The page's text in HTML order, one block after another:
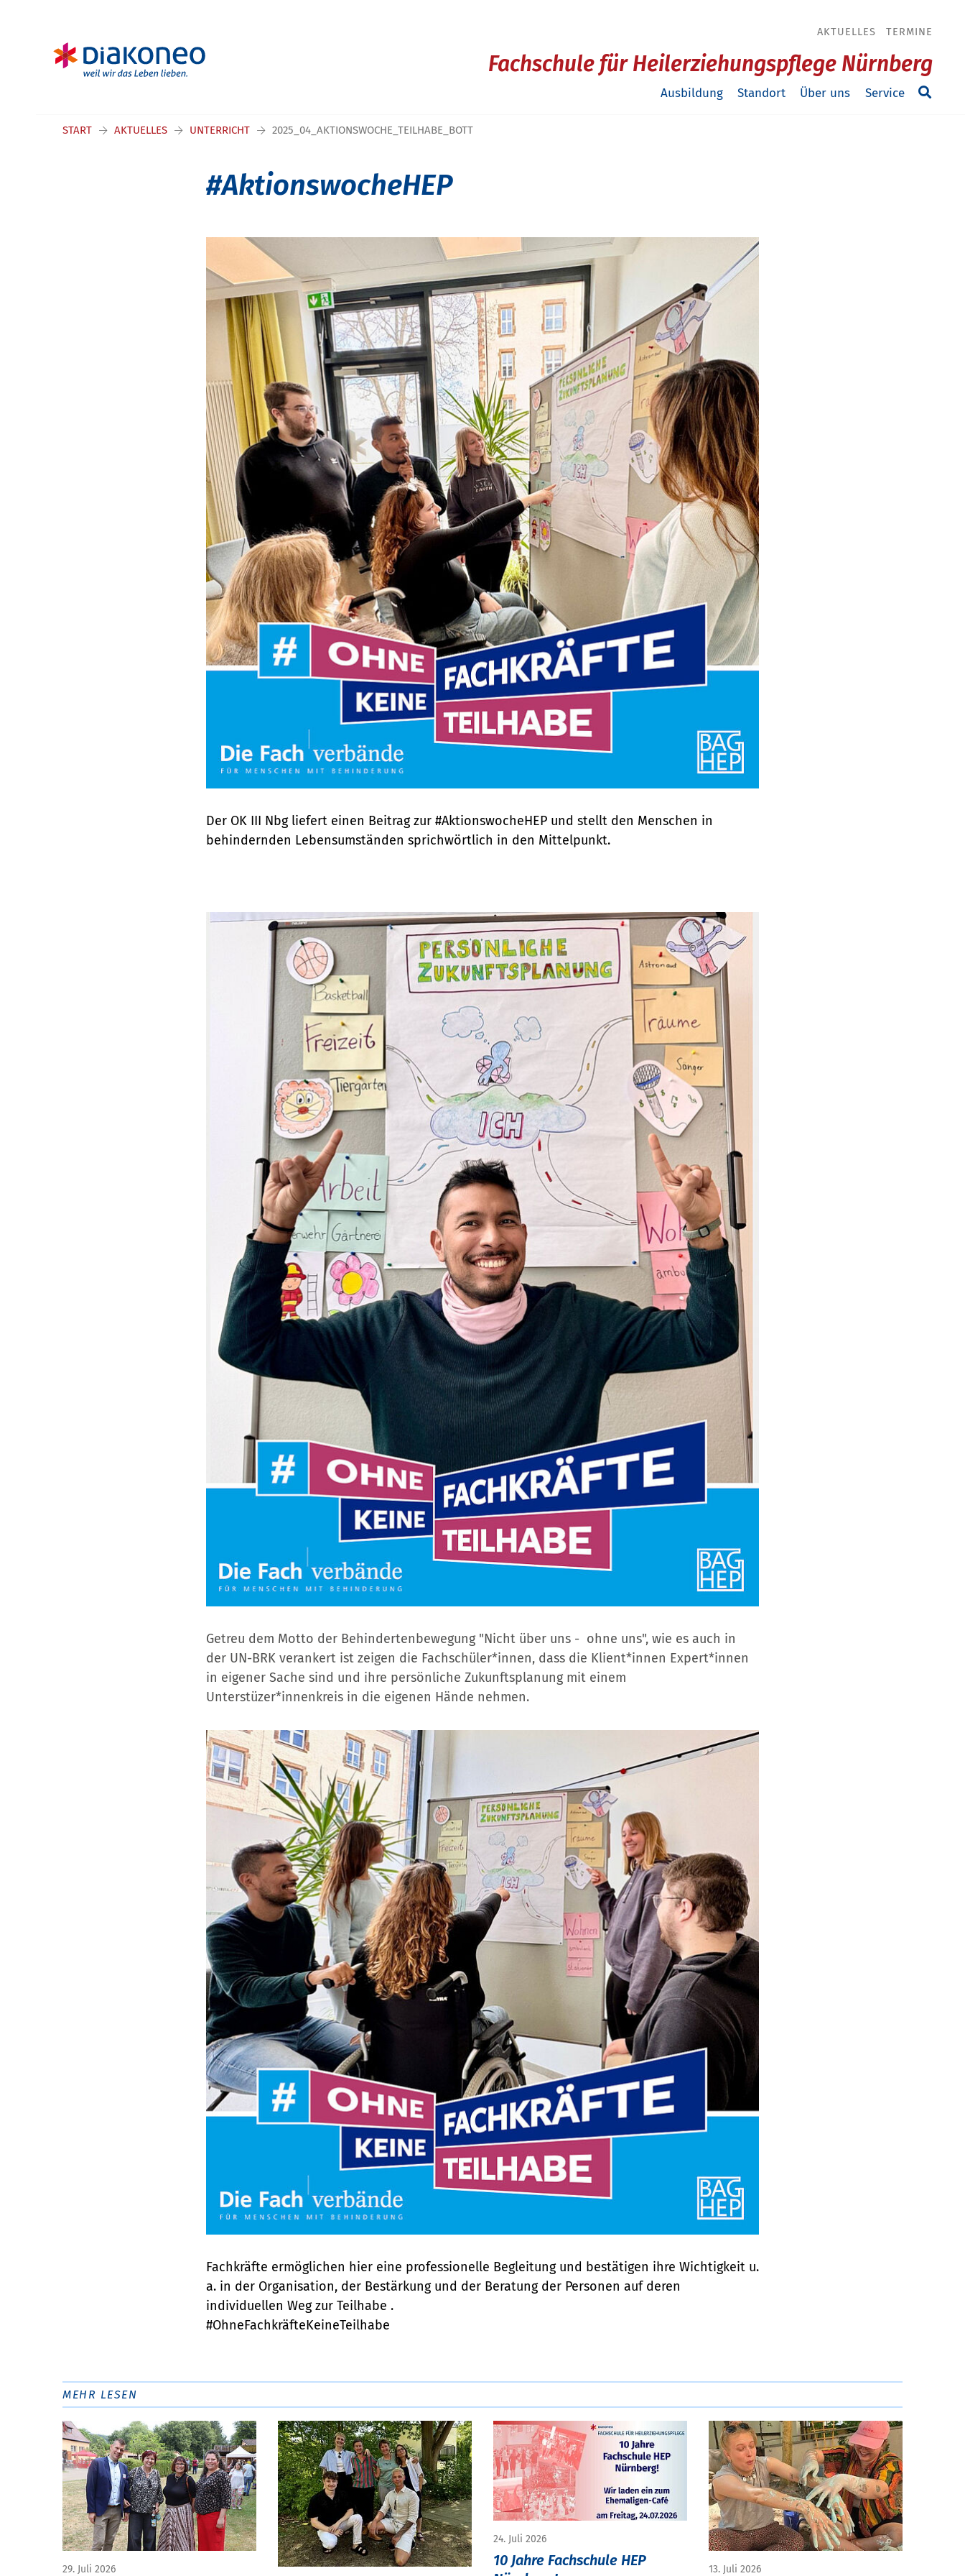
AKTUELLES TERMINE
Fachschule für Heilerziehungspflege Nürnberg
Ausbildung Standort Über uns Service
START AKTUELLES UNTERRICHT 2025_04_AKTIONSWOCHE_TEILHABE_BOTT
#AktionswocheHEP
Der OK III Nbg liefert einen Beitrag zur #AktionswocheHEP und stellt den Menschen in
behindernden Lebensumständen sprichwörtlich in den Mittelpunkt.
Getreu dem Motto der Behindertenbewegung "Nicht über uns - ohne uns", wie es auch in
der UN-BRK verankert ist zeigen die Fachschüler*innen, dass die Klient*innen Expert*innen
in eigener Sache sind und ihre persönliche Zukunftsplanung mit einem
Unterstüzer*innenkreis in die eigenen Hände nehmen.
Fachkräfte ermöglichen hier eine professionelle Begleitung und bestätigen ihre Wichtigkeit u.
a. in der Organisation, der Bestärkung und der Beratung der Personen auf deren
individuellen Weg zur Teilhabe .
#OhneFachkräfteKeineTeilhabe
MEHR LESEN
29. Juli 2026
24. Juli 2026
10 Jahre Fachschule HEP
13. Juli 2026